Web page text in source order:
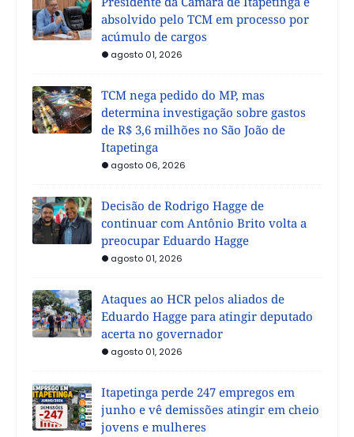
absolvido pelo TCM em processo por
acúmulo de cargos
agosto 01, 2026
TCM nega pedido do MP, mas
determina investigação sobre gastos
de R$ 3,6 milhões no São João de
Itapetinga
agosto 06, 2026
Decisão de Rodrigo Hagge de
continuar com Antônio Brito volta a
preocupar Eduardo Hagge
agosto 01, 2026
Ataques ao HCR pelos aliados de
Eduardo Hagge para atingir deputado
acerta no governador
agosto 01, 2026
Itapetinga perde 247 empregos em
junho e vê demissões atingir em cheio
jovens e mulheres